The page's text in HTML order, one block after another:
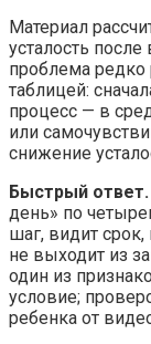
Материал
усталость
проблема редко
таблицей:
процесс — в
или
снижение
Быстрый ответ.
день» по
шаг, видит
не выходит из
один из
условие;
ребенка от